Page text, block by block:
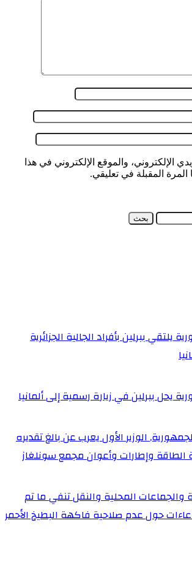
الإلكتروني، والموقع الإلكتروني في هذا
المرة المقبلة في تعليقي.
يلتقي ببرلين بأفراد الجالية الجزائرية
يحل ببرلين في زيارة رسمية إلى ألمانيا
الوزير الأول يعرب عن بالغ تقديره
الطاقة وإطارات وأعوان مجمع سونلغاز
والجماعات المحلية والنقل تنفي ما تم
حول عدم صلاحية فاكهة البطيخ الأحمر